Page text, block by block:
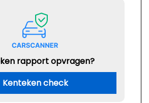
rapport opvragen?
Kenteken check